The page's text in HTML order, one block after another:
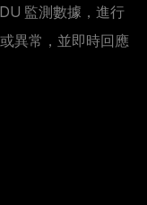
監測數據，進行
異常，並即時回應